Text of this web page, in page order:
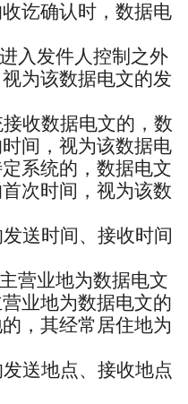
讫确认时，数据电
入发件人控制之外
为该数据电文的发
收数据电文的，数
间，视为该数据电
系统的，数据电文
次时间，视为该数
送时间、接收时间
营业地为数据电文
业地为数据电文的
，其经常居住地为
送地点、接收地点